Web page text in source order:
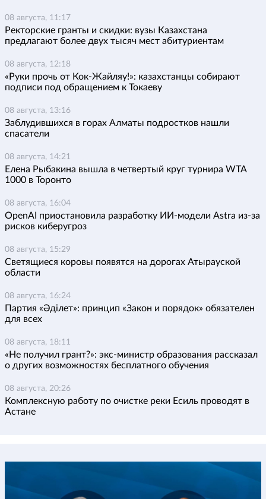
08 августа, 11:17
Ректорские гранты и скидки: вузы Казахстана
предлагают более двух тысяч мест абитуриентам
08 августа, 12:18
«Руки прочь от Кок-Жайляу!»: казахстанцы собирают
подписи под обращением к Токаеву
08 августа, 13:16
Заблудившихся в горах Алматы подростков нашли
спасатели
08 августа, 14:21
Елена Рыбакина вышла в четвертый круг турнира WTA
1000 в Торонто
08 августа, 16:04
OpenAI приостановила разработку ИИ-модели Astra из-за
рисков киберугроз
08 августа, 15:29
Светящиеся коровы появятся на дорогах Атырауской
области
08 августа, 16:24
Партия «Әділет»: принцип «Закон и порядок» обязателен
для всех
08 августа, 18:11
«Не получил грант?»: экс-министр образования рассказал
о других возможностях бесплатного обучения
08 августа, 20:26
Комплексную работу по очистке реки Есиль проводят в
Астане